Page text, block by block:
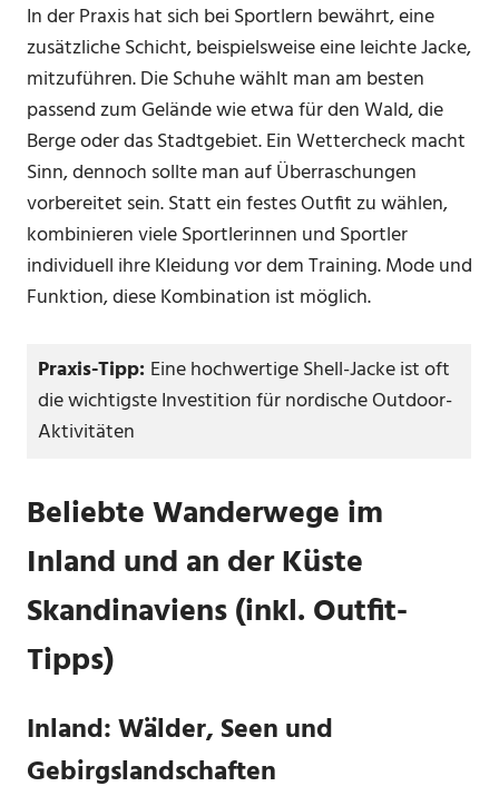
In der Praxis hat sich bei Sportlern bewährt, eine
zusätzliche Schicht, beispielsweise eine leichte Jacke,
mitzuführen. Die Schuhe wählt man am besten
passend zum Gelände wie etwa für den Wald, die
Berge oder das Stadtgebiet. Ein Wettercheck macht
Sinn, dennoch sollte man auf Überraschungen
vorbereitet sein. Statt ein festes Outfit zu wählen,
kombinieren viele Sportlerinnen und Sportler
individuell ihre Kleidung vor dem Training. Mode und
Funktion, diese Kombination ist möglich.
Praxis-Tipp: Eine hochwertige Shell-Jacke ist oft
die wichtigste Investition für nordische Outdoor-
Aktivitäten
Beliebte Wanderwege im
Inland und an der Küste
Skandinaviens (inkl. Outfit-
Tipps)
Inland: Wälder, Seen und
Gebirgslandschaften